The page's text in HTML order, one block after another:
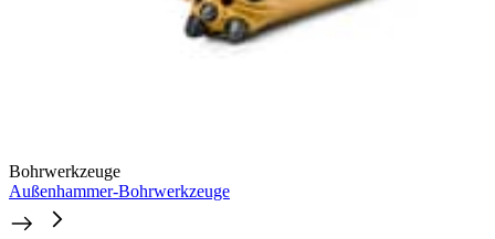
Bohrwerkzeuge
Außenhammer-Bohrwerkzeuge